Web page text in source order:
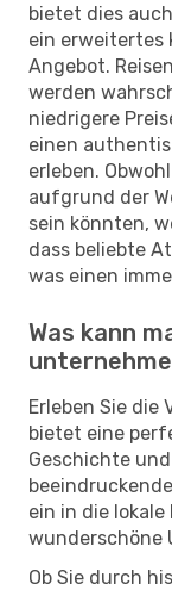
bietet dies
ein erweitertes
Angebot.
werden
niedrigere
einen
erleben.
aufgrund der
sein könnten,
dass beliebte
was einen
Was kann
Erleben Sie die
bietet eine
Geschichte
ein in die
wunderschöne
Ob Sie durch